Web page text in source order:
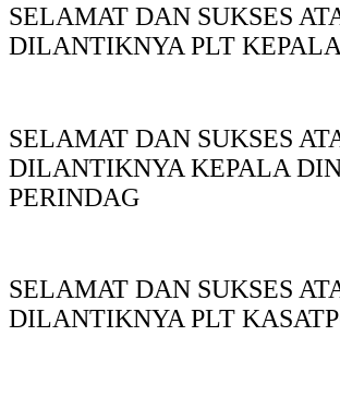
SELAMAT DAN SUKSES
DILANTIKNYA PLT
SELAMAT DAN SUKSES
DILANTIKNYA KEPALA
PERINDAG
SELAMAT DAN SUKSES
DILANTIKNYA PLT